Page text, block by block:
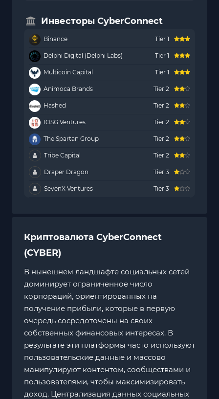
Инвесторы CyberConnect
Binance Tier 1
Delphi Digital (Delphi Labs) Tier 1
Multicoin Capital Tier 1
Animoca Brands Tier 2
Hashed Tier 2
IOSG Ventures Tier 2
The Spartan Group Tier 2
Tribe Capital Tier 2
Draper Dragon Tier 3
SevenX Ventures Tier 3
Криптовалюта CyberConnect
(CYBER)
В нынешнем ландшафте социальных сетей
доминирует ограниченное число
корпораций, ориентированных на
получение прибыли, которые в первую
очередь сосредоточены на своих
собственных финансовых интересах. В
результате эти платформы часто используют
пользовательские данные и массово
манипулируют контентом, сообществами и
пользователями, чтобы максимизировать
доход. Централизация данных социальных